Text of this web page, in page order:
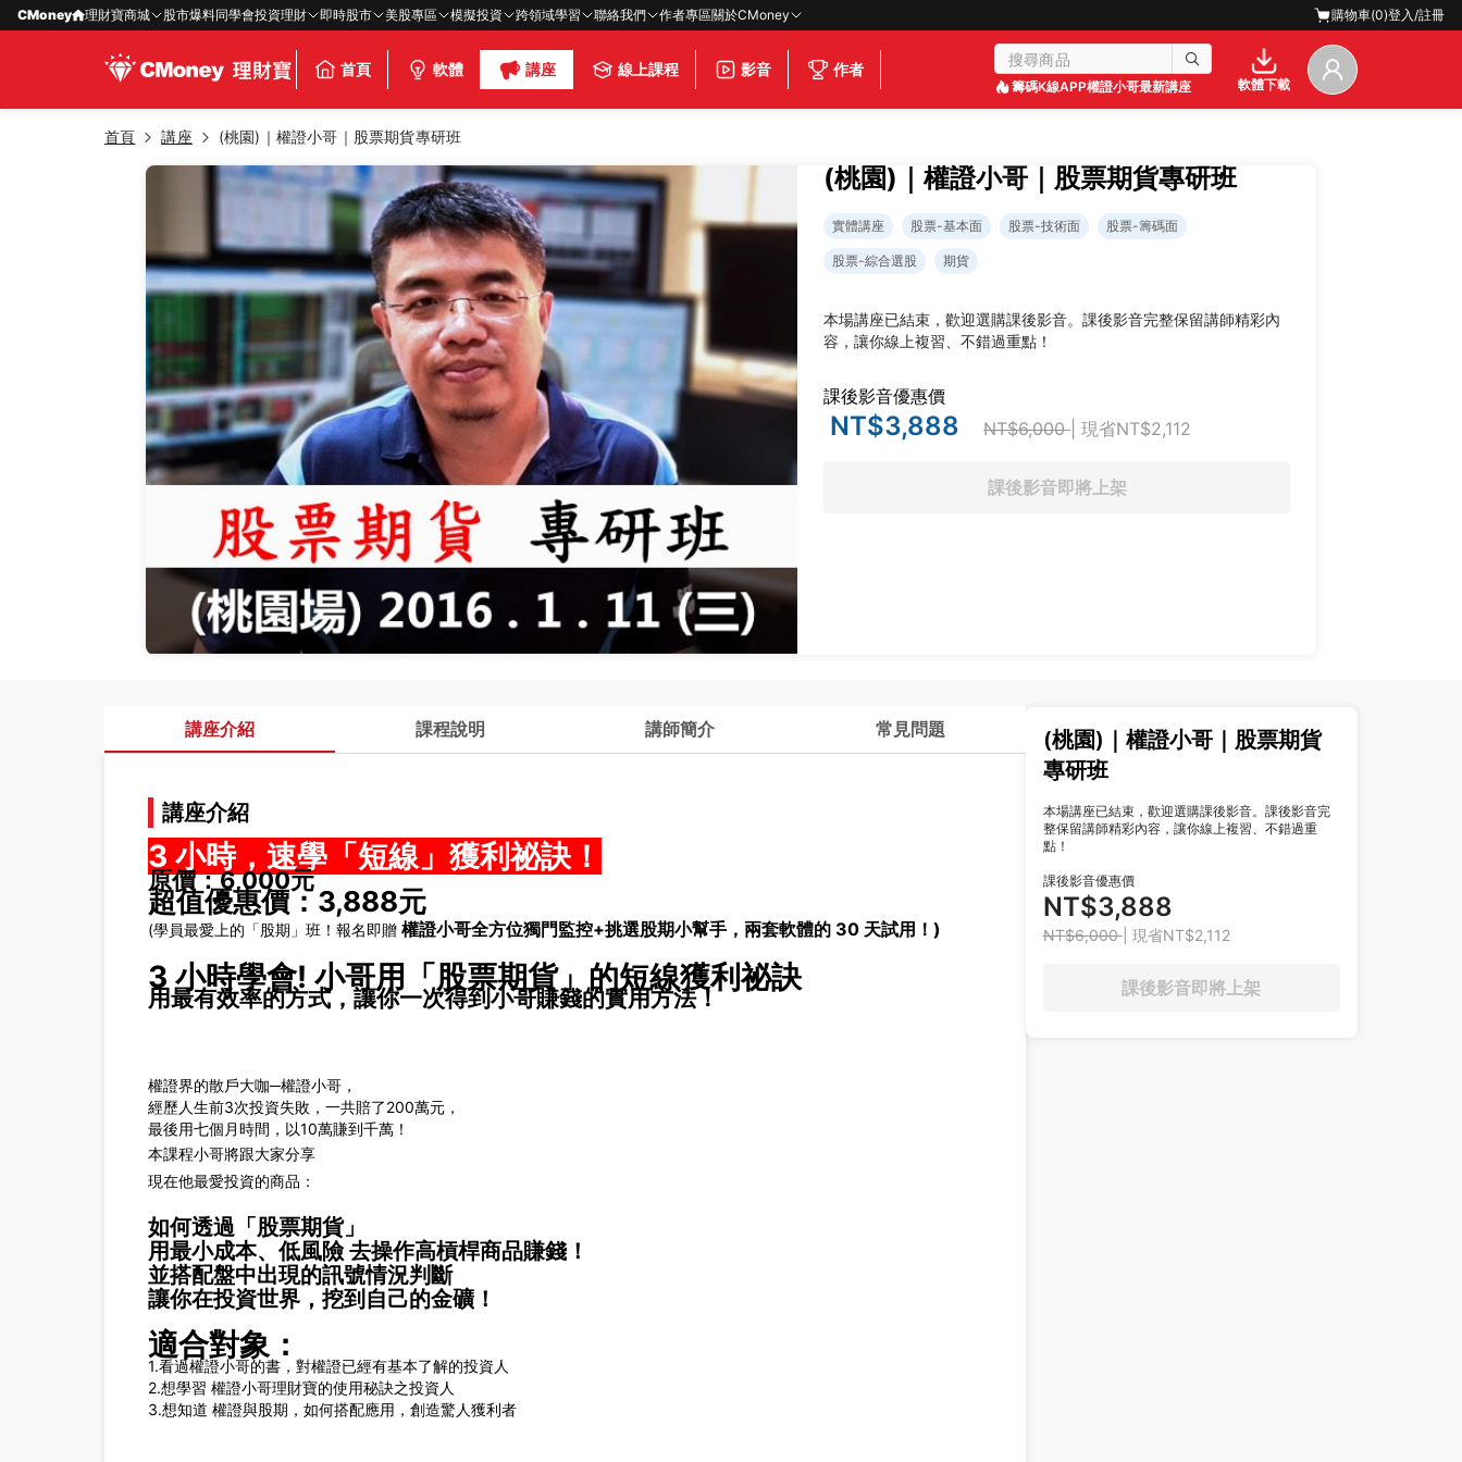
CMoney 理財寶商城 股市爆料同學會投資理財 即時股市 美股專區 模擬投資 跨領域學習 聯絡我們 作者專區關於CMoney 購物車(0)登入/註冊
首頁 軟體 講座 線上課程 影音 作者
籌碼K線APP權證小哥最新講座 軟體下載
首頁 講座 (桃園)｜權證小哥｜股票期貨專研班
(桃園)｜權證小哥｜股票期貨專研班
實體講座 股票-基本面 股票-技術面 股票-籌碼面
股票-綜合選股 期貨
本場講座已結束，歡迎選購課後影音。課後影音完整保留講師精彩內
容，讓你線上複習、不錯過重點！
課後影音優惠價
NT$3,888 NT$6,000| 現省NT$2,112
課後影音即將上架
講座介紹 課程說明 講師簡介 常見問題
講座介紹
3 小時，速學「短線」獲利祕訣！
原價：6,000元
超值優惠價：3,888元
(學員最愛上的「股期」班！報名即贈 權證小哥全方位獨門監控+挑選股期小幫手，兩套軟體的 30 天試用！)
3 小時學會! 小哥用「股票期貨」的短線獲利祕訣
用最有效率的方式，讓你一次得到小哥賺錢的實用方法！
權證界的散戶大咖─權證小哥，
經歷人生前3次投資失敗，一共賠了200萬元，
最後用七個月時間，以10萬賺到千萬！
本課程小哥將跟大家分享
現在他最愛投資的商品：
如何透過「股票期貨」
用最小成本、低風險 去操作高槓桿商品賺錢！
並搭配盤中出現的訊號情況判斷
讓你在投資世界，挖到自己的金礦！
適合對象：
1.看過權證小哥的書，對權證已經有基本了解的投資人
2.想學習 權證小哥理財寶的使用秘訣之投資人
3.想知道 權證與股期，如何搭配應用，創造驚人獲利者
(桃園)｜權證小哥｜股票期貨
專研班
本場講座已結束，歡迎選購課後影音。課後影音完
整保留講師精彩內容，讓你線上複習、不錯過重
點！
課後影音優惠價
NT$3,888
NT$6,000| 現省NT$2,112
課後影音即將上架